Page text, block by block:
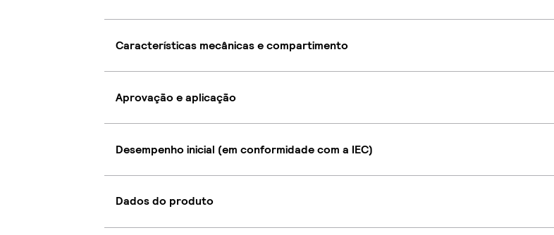
Características mecânicas e compartimento
Aprovação e aplicação
Desempenho inicial (em conformidade com a IEC)
Dados do produto